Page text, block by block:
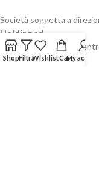
Società soggetta a
Holding srl
Via A. Ponti n. 4 –
24126 Bergamo
ShopFiltraWishlistCartMy account